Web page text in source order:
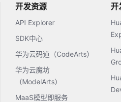
开发资源
API Explorer
SDK中心
华为云码道（CodeArts）
华为云魔坊
（ModelArts）
MaaS模型即服务
开